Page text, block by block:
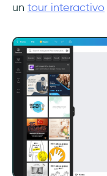
un tour interactivo